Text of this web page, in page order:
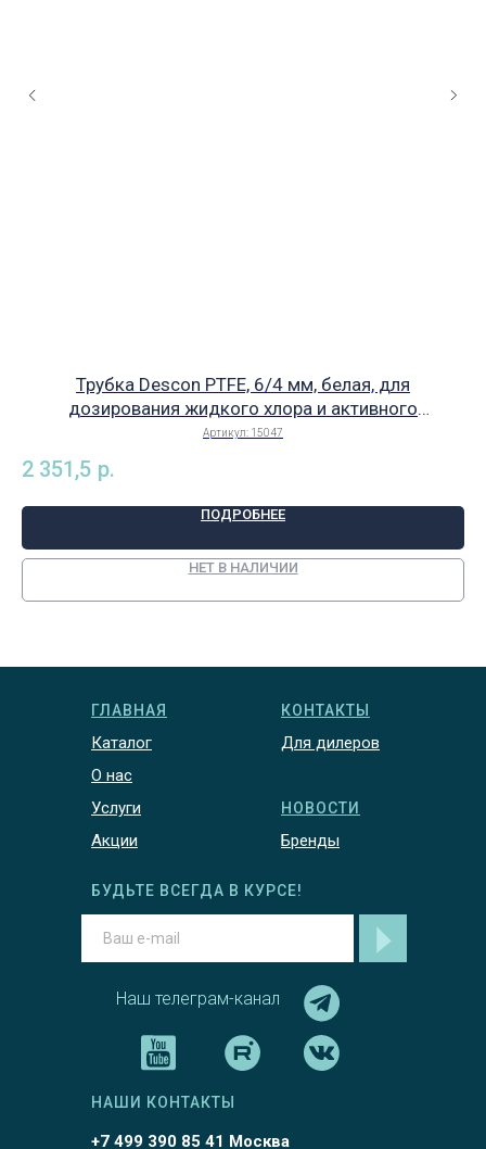
Трубка Descon PTFE, 6/4 мм, белая, для
дозирования жидкого хлора и активного
кислорода за 1 п.м, арт. 15047
Артикул: 15047
2 351,5 р.
ПОДРОБНЕЕ
НЕТ В НАЛИЧИИ
ГЛАВНАЯ
Каталог
О нас
Услуги
Акции
КОНТАКТЫ
Для дилеров
НОВОСТИ
Бренды
Наш телеграм-канал
БУДЬТЕ ВСЕГДА В КУРСЕ!
+7 499 390 85 41 Москва
НАШИ КОНТАКТЫ